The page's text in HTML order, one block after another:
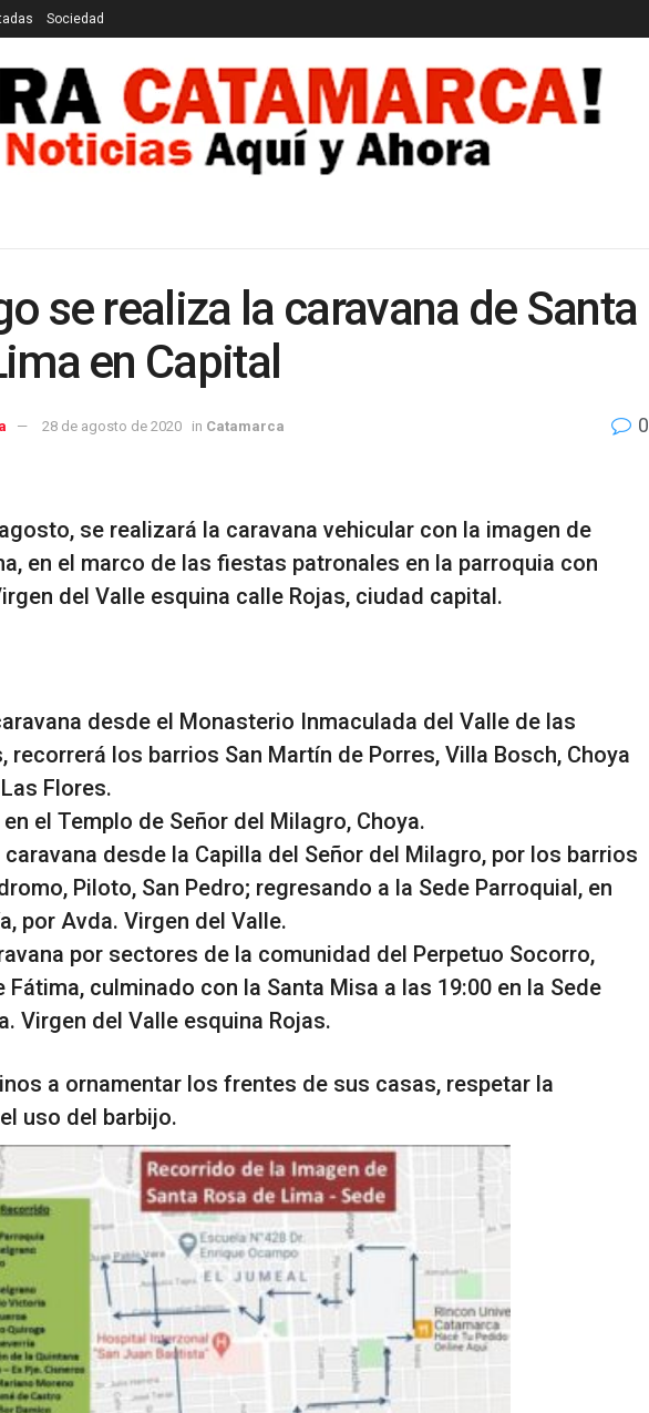
Sociedad
se realiza la caravana de Santa
en Capital
28 de agosto de 2020 in Catamarca 0
se realizará la caravana vehicular con la imagen de
en el marco de las fiestas patronales en la parroquia con
del Valle esquina calle Rojas, ciudad capital.
desde el Monasterio Inmaculada del Valle de las
recorrerá los barrios San Martín de Porres, Villa Bosch, Choya
Flores.
el Templo de Señor del Milagro, Choya.
caravana desde la Capilla del Señor del Milagro, por los barrios
Piloto, San Pedro; regresando a la Sede Parroquial, en
por Avda. Virgen del Valle.
por sectores de la comunidad del Perpetuo Socorro,
Fátima, culminado con la Santa Misa a las 19:00 en la Sede
Virgen del Valle esquina Rojas.
a ornamentar los frentes de sus casas, respetar la
uso del barbijo.